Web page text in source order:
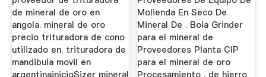
de mineral de oro en
angola. mineral de oro
precio trituradora de cono
utilizado en. trituradora de
mandibula movil en
argentinainicioSizer mineral
Molienda En Seco De
Mineral De . Bola Grinder
para el mineral de
Proveedores Planta CIP
para el mineral de oro
Procesamiento . de hierro